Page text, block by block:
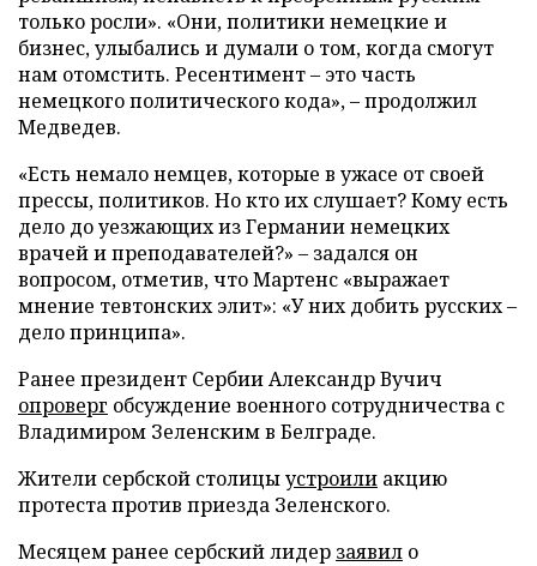
только росли». «Они, политики немецкие и
бизнес, улыбались и думали о том, когда смогут
нам отомстить. Ресентимент – это часть
немецкого политического кода», – продолжил
Медведев.
«Есть немало немцев, которые в ужасе от своей
прессы, политиков. Но кто их слушает? Кому есть
дело до уезжающих из Германии немецких
врачей и преподавателей?» – задался он
вопросом, отметив, что Мартенс «выражает
мнение тевтонских элит»: «У них добить русских –
дело принципа».
Ранее президент Сербии Александр Вучич
опроверг обсуждение военного сотрудничества с
Владимиром Зеленским в Белграде.
Жители сербской столицыустроили акцию
протеста против приезда Зеленского.
Месяцем ранее сербский лидер заявил о